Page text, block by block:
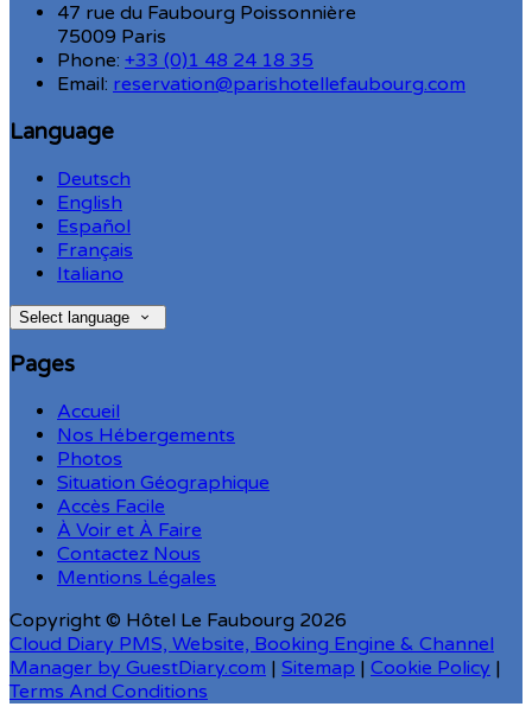
47 rue du Faubourg Poissonnière
75009 Paris
Phone: +33 (0)1 48 24 18 35
Email: reservation@parishotellefaubourg.com
Language
Deutsch
English
Español
Français
Italiano
Select language
Pages
Accueil
Nos Hébergements
Photos
Situation Géographique
Accès Facile
À Voir et À Faire
Contactez Nous
Mentions Légales
Copyright © Hôtel Le Faubourg 2026
Cloud Diary PMS, Website, Booking Engine & Channel
Manager by GuestDiary.com | Sitemap | Cookie Policy |
Terms And Conditions